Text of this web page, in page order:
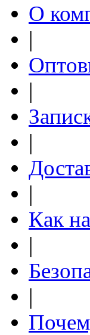
О
|
|
|
|
Как
|
|